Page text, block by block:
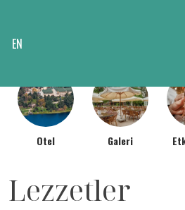
EN
Otel Galeri
Lezzetler